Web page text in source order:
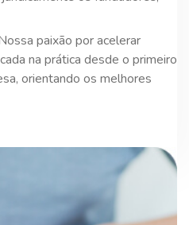
paixão por acelerar
na prática desde o primeiro
orientando os melhores